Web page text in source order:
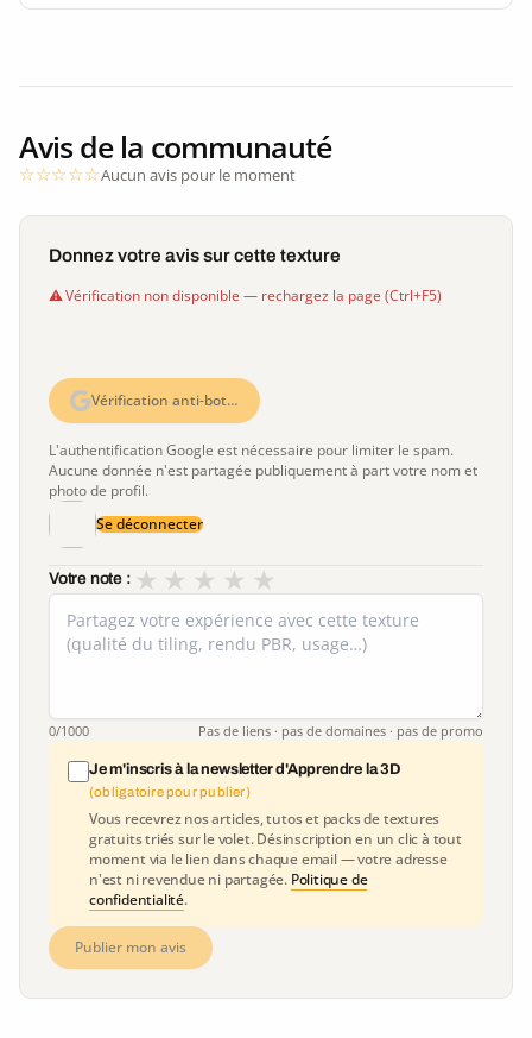
Avis de la communauté
Aucun avis pour le moment
Donnez votre avis sur cette texture
Vérification non disponible — rechargez la page (Ctrl+F5)
Vérification anti-bot…
L'authentification Google est nécessaire pour limiter le spam.
Aucune donnée n'est partagée publiquement à part votre nom et
photo de profil.
Se déconnecter
Votre note : ★
★
★
★
★
0/1000 Pas de liens · pas de domaines · pas de promo
Je m'inscris à la newsletter d'Apprendre la 3D
(obligatoire pour publier)
Vous recevrez nos articles, tutos et packs de textures
gratuits triés sur le volet. Désinscription en un clic à tout
moment via le lien dans chaque email — votre adresse
n'est ni revendue ni partagée. Politique de
confidentialité.
Publier mon avis